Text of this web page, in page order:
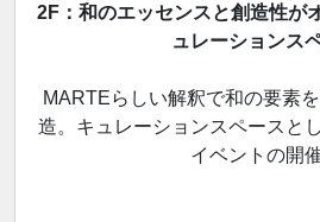
2F：和のエッセンスと創造性が
ュレーションス
MARTEらしい解釈で和の要素
造。キュレーションスペースと
イベントの開催